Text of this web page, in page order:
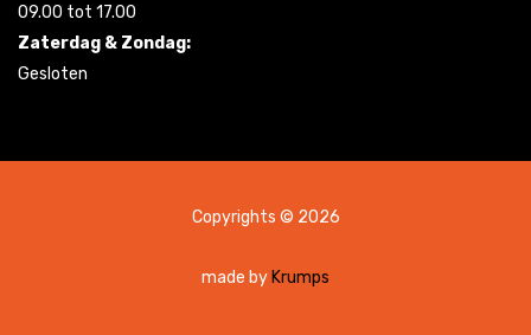
09.00 tot 17.00
Zaterdag & Zondag:
Gesloten
Copyrights © 2026
made by Krumps